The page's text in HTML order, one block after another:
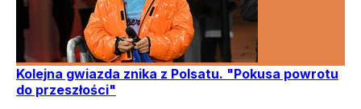
Kolejna gwiazda znika z Polsatu. "Pokusa powrotu
do przeszłości"